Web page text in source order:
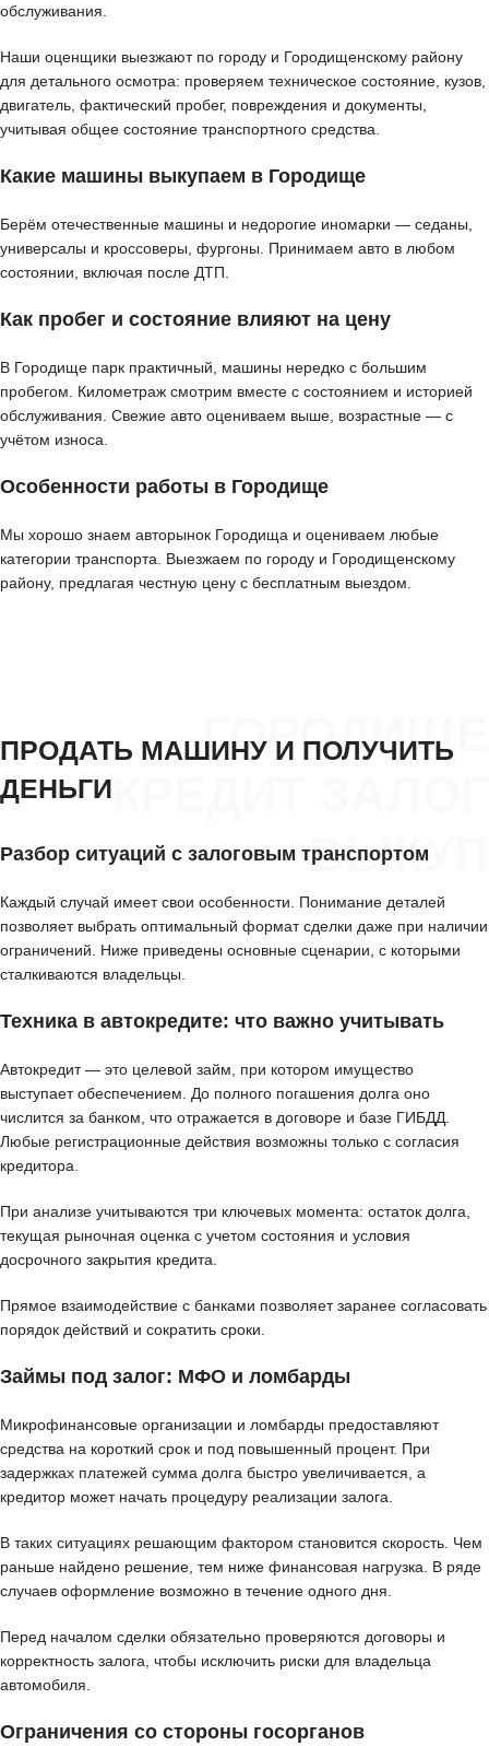
обслуживания.
Наши оценщики выезжают по городу и Городищенскому району
для детального осмотра: проверяем техническое состояние, кузов,
двигатель, фактический пробег, повреждения и документы,
учитывая общее состояние транспортного средства.
Какие машины выкупаем в Городище
Берём отечественные машины и недорогие иномарки — седаны,
универсалы и кроссоверы, фургоны. Принимаем авто в любом
состоянии, включая после ДТП.
Как пробег и состояние влияют на цену
В Городище парк практичный, машины нередко с большим
пробегом. Километраж смотрим вместе с состоянием и историей
обслуживания. Свежие авто оцениваем выше, возрастные — с
учётом износа.
Особенности работы в Городище
Мы хорошо знаем авторынок Городища и оцениваем любые
категории транспорта. Выезжаем по городу и Городищенскому
району, предлагая честную цену с бесплатным выездом.
ГОРОДИЩЕ
ВЫКУП
ПРОДАТЬ МАШИНУ И ПОЛУЧИТЬ
ДЕНЬГИ
Разбор ситуаций с залоговым транспортом
Каждый случай имеет свои особенности. Понимание деталей
позволяет выбрать оптимальный формат сделки даже при наличии
ограничений. Ниже приведены основные сценарии, с которыми
сталкиваются владельцы.
Техника в автокредите: что важно учитывать
Автокредит — это целевой займ, при котором имущество
выступает обеспечением. До полного погашения долга оно
числится за банком, что отражается в договоре и базе ГИБДД.
Любые регистрационные действия возможны только с согласия
кредитора.
При анализе учитываются три ключевых момента: остаток долга,
текущая рыночная оценка с учетом состояния и условия
досрочного закрытия кредита.
Прямое взаимодействие с банками позволяет заранее согласовать
порядок действий и сократить сроки.
Займы под залог: МФО и ломбарды
Микрофинансовые организации и ломбарды предоставляют
средства на короткий срок и под повышенный процент. При
задержках платежей сумма долга быстро увеличивается, а
кредитор может начать процедуру реализации залога.
В таких ситуациях решающим фактором становится скорость. Чем
раньше найдено решение, тем ниже финансовая нагрузка. В ряде
случаев оформление возможно в течение одного дня.
Перед началом сделки обязательно проверяются договоры и
корректность залога, чтобы исключить риски для владельца
автомобиля.
Ограничения со стороны госорганов